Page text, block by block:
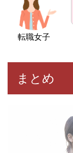
転職女子
まとめ